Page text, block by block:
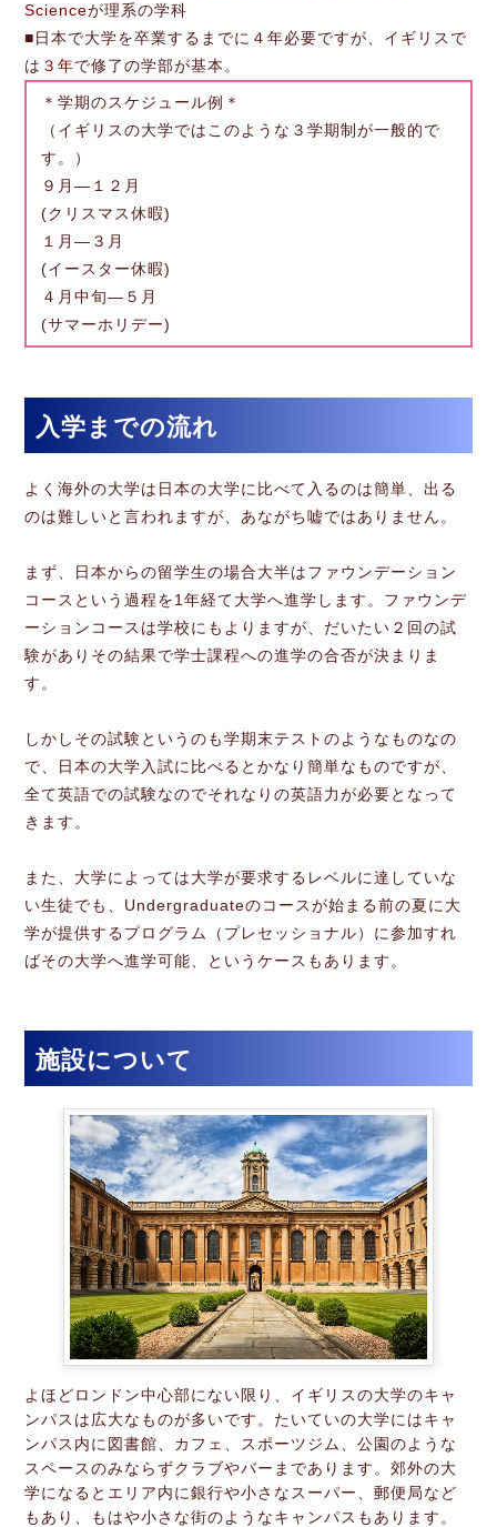
Scienceが理系の学科
■日本で大学を卒業するまでに４年必要ですが、イギリスで
は ３年で修了の学部が基本。
＊学期のスケジュール例＊
（イギリスの大学ではこのような３学期制が一般的で
す。）
９月―１２月
(クリスマス休暇)
１月―３月
(イースター休暇)
４月中旬―５月
(サマーホリデー)
入学までの流れ
よく海外の大学は日本の大学に比べて入るのは簡単、出る
のは難しいと言われますが、あながち嘘ではありません。
まず、日本からの留学生の場合大半はファウンデーション
コースという過程を1年経て大学へ進学します。ファウンデ
ーションコースは学校にもよりますが、だいたい２回の試
験がありその結果で学士課程への進学の合否が決まりま
す。
しかしその試験というのも学期末テストのようなものなの
で、日本の大学入試に比べるとかなり簡単なものですが、
全て英語での試験なのでそれなりの英語力が必要となって
きます。
また、大学によっては大学が要求するレベルに達していな
い生徒でも、Undergraduateのコースが始まる前の夏に大
学が提供するプログラム（プレセッショナル）に参加すれ
ばその大学へ進学可能、というケースもあります。
施設について
よほどロンドン中心部にない限り、イギリスの大学のキャ
ンパスは広大なものが多いです。たいていの大学にはキャ
ンパス内に図書館、カフェ、スポーツジム、公園のような
スペースのみならずクラブやバーまであります。郊外の大
学になるとエリア内に銀行や小さなスーパー、郵便局など
もあり、もはや小さな街のようなキャンパスもあります。